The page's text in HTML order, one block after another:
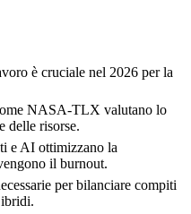
è cruciale nel 2026 per la
NASA-TLX valutano lo
delle risorse.
e AI ottimizzano la
il burnout.
per bilanciare compiti